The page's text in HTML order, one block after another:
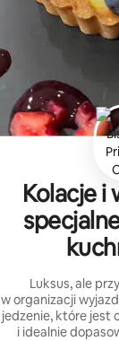
Kolacje i
Luksus, ale
w organizacji
jedzenie, które jest
i idealnie